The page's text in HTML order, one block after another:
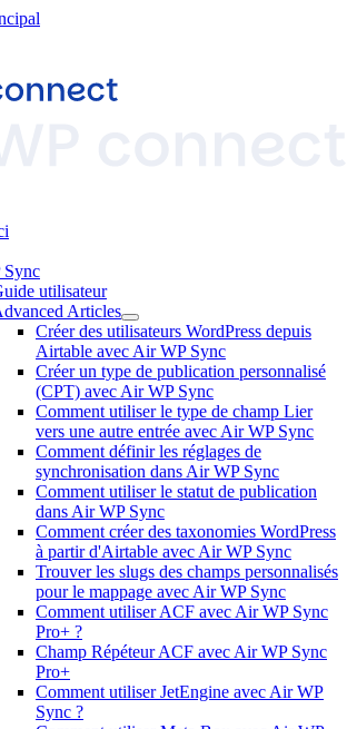
utilisateur
Articles
Créer des utilisateurs WordPress depuis
Airtable avec Air WP Sync
Créer un type de publication personnalisé
(CPT) avec Air WP Sync
Comment utiliser le type de champ Lier
vers une autre entrée avec Air WP Sync
Comment définir les réglages de
synchronisation dans Air WP Sync
Comment utiliser le statut de publication
dans Air WP Sync
Comment créer des taxonomies WordPress
à partir d'Airtable avec Air WP Sync
Trouver les slugs des champs personnalisés
pour le mappage avec Air WP Sync
Comment utiliser ACF avec Air WP Sync
Pro+ ?
Champ Répéteur ACF avec Air WP Sync
Pro+
Comment utiliser JetEngine avec Air WP
Sync ?